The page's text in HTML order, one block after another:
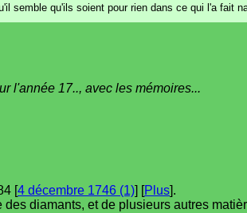
semble qu'ils soient pour rien dans ce qui l'a fait
l'année 17.., avec les mémoires...
[4 décembre 1746 (1)] [Plus].
diamants, et de plusieurs autres